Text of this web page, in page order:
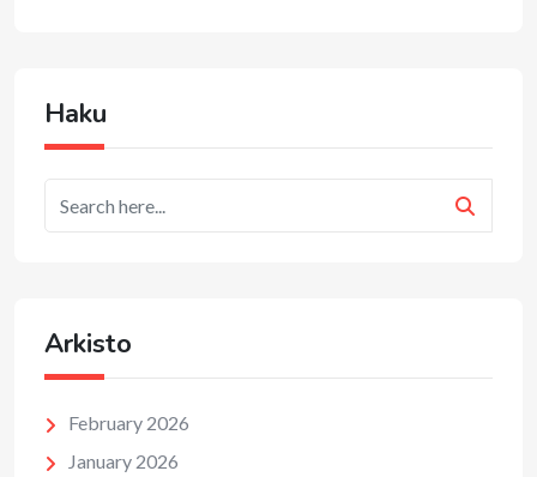
Haku
Arkisto
February 2026
January 2026